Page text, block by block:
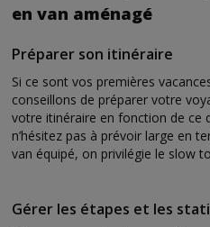
en van aménagé
Préparer son itinéraire
Si ce sont vos premières
conseillons de préparer votre
votre itinéraire en fonction de ce
n’hésitez pas à prévoir large en
van équipé, on privilégie le slow
Gérer les étapes et les